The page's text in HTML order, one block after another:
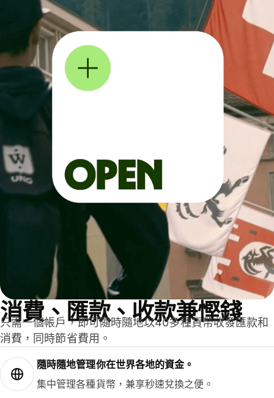
消費、匯款、收款兼慳錢
只需一個帳戶，即可隨時隨地以40多種貨幣收發匯款和
消費，同時節省費用。
隨時隨地管理你在世界各地的資金。
集中管理各種貨幣，兼享秒速兌換之便。